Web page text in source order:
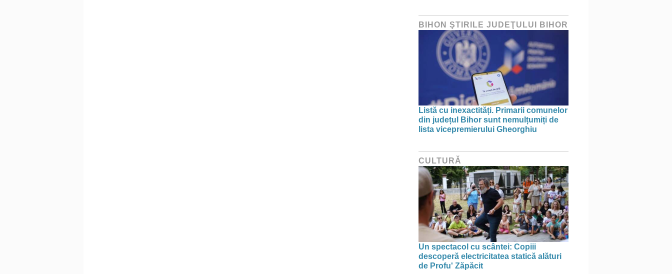
BIHON ŞTIRILE JUDEŢULUI BIHOR
Listă cu inexactități. Primarii comunelor
din județul Bihor sunt nemulțumiți de
lista vicepremierului Gheorghiu
CULTURĂ
Un spectacol cu scântei: Copiii
descoperă electricitatea statică alături
de Profu' Zăpăcit